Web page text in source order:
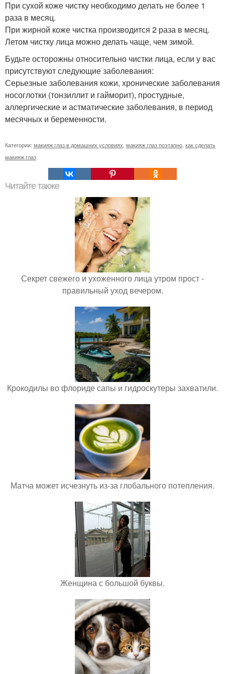
При сухой коже чистку необходимо делать не более 1
раза в месяц.
При жирной коже чистка производится 2 раза в месяц.
Летом чистку лица можно делать чаще, чем зимой.
Будьте осторожны относительно чистки лица, если у вас
присутствуют следующие заболевания:
Серьезные заболевания кожи, хронические заболевания
носоглотки (тонзиллит и гайморит), простудные,
аллергические и астматические заболевания, в период
месячных и беременности.
Категории: макияж глаз в домашних условиях макияж глаз поэтапно как сделать
макияж глаз
Читайте также
Секрет свежего и ухоженного лица утром прост -
правильный уход вечером.
Крокодилы во флориде сапы и гидроскутеры захватили.
Матча может исчезнуть из-за глобального потепления.
Женщина с большой буквы.